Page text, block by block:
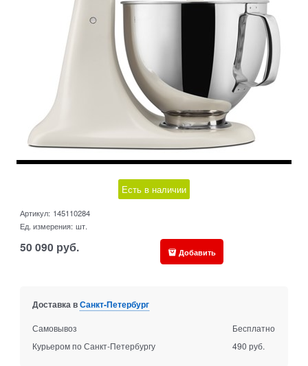
Есть в наличии
Артикул: 145110284
Ед. измерения: шт.
50 090 руб. Добавить
Доставка вСанкт-Петербург
Самовывоз
Бесплатно
Курьером по Санкт-Петербургу
490 руб.